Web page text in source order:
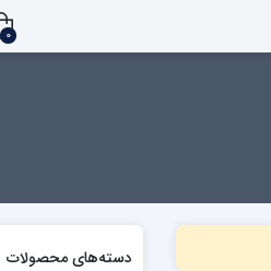
0
دسته‌های محصولات